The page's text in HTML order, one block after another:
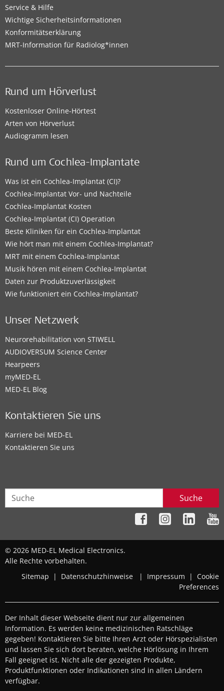
Service & Hilfe
Wichtige Sicherheitsinformationen
Konformitätserklärung
MRT-Information für Radiolog*innen
Rund um Hörverlust
Kostenloser Online-Hörtest
Arten von Hörverlust
Audiogramm lesen
Rund um Cochlea-Implantate
Was ist ein Cochlea-Implantat (CI)?
Cochlea-Implantat Vor- und Nachteile
Cochlea-Implantat Kosten
Cochlea-Implantat (CI) Operation
Beste Kliniken für ein Cochlea-Implantat
Wie hört man mit einem Cochlea-Implantat?
MRT mit einem Cochlea-Implantat
Musik hören mit einem Cochlea-Implantat
Daten zur Produktzuverlässigkeit
Wie funktioniert ein Cochlea-Implantat?
Unser Netzwerk
Neurorehabilitation von STIWELL
AUDIOVERSUM Science Center
Hearpeers
myMED‑EL
MED-EL Blog
Kontaktieren Sie uns
Karriere bei MED-EL
Kontaktieren Sie uns
Suche
© 2026 MED-EL Medical Electronics.
Alle Rechte vorbehalten.
Sitemap
| Datenschutzhinweise | Impressum | Cookie
Preferences
Der Inhalt dieser Webseite dient nur zur allgemeinen
Information. Es werden keine medizinischen Ratschläge
gegeben! Kontaktieren Sie bitte Ihren Arzt oder Hörspezialisten
und lassen Sie sich dort beraten, welche Hörlösung in Ihrem
Fall geeignet ist. Nicht alle der gezeigten Produkte,
Produktfunktionen oder Indikationen sind in allen Ländern
verfügbar.